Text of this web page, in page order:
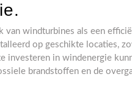
van windturbines als een
op geschikte locaties,
investeren in windenergie
brandstoffen en de